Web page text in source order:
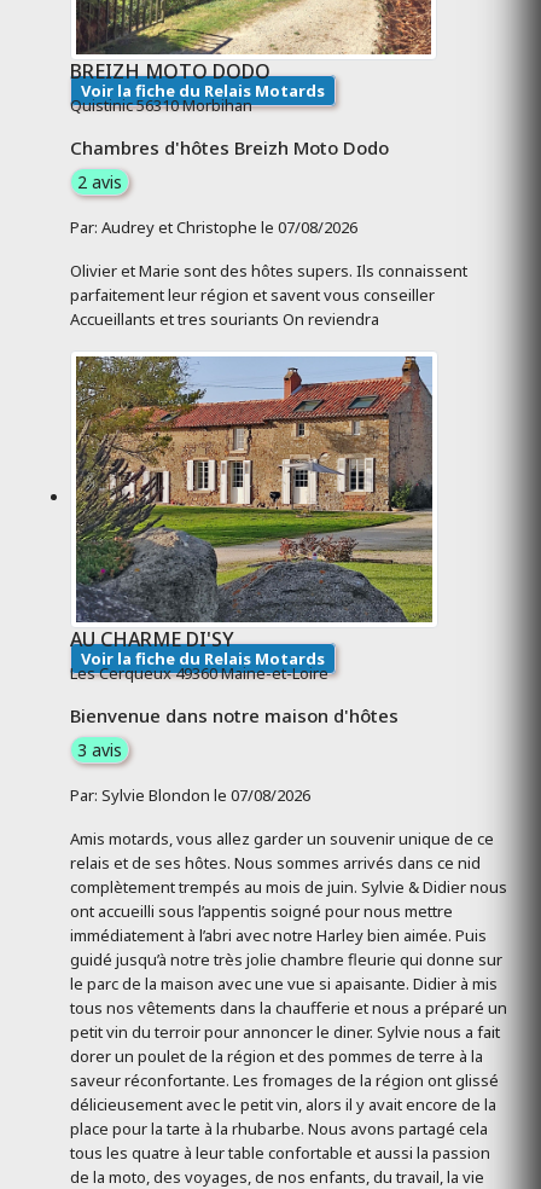
Voir la fiche du Relais Motards
BREIZH MOTO DODO
Quistinic 56310 Morbihan
Chambres d'hôtes Breizh Moto Dodo
2 avis
Par: Audrey et Christophe le 07/08/2026
Olivier et Marie sont des hôtes supers. Ils connaissent
parfaitement leur région et savent vous conseiller
Accueillants et tres souriants On reviendra
Voir la fiche du Relais Motards
AU CHARME DI'SY
Les Cerqueux 49360 Maine-et-Loire
Bienvenue dans notre maison d'hôtes
3 avis
Par: Sylvie Blondon le 07/08/2026
Amis motards, vous allez garder un souvenir unique de ce
relais et de ses hôtes. Nous sommes arrivés dans ce nid
complètement trempés au mois de juin. Sylvie & Didier nous
ont accueilli sous l’appentis soigné pour nous mettre
immédiatement à l’abri avec notre Harley bien aimée. Puis
guidé jusqu’à notre très jolie chambre fleurie qui donne sur
le parc de la maison avec une vue si apaisante. Didier à mis
tous nos vêtements dans la chaufferie et nous a préparé un
petit vin du terroir pour annoncer le diner. Sylvie nous a fait
dorer un poulet de la région et des pommes de terre à la
saveur réconfortante. Les fromages de la région ont glissé
délicieusement avec le petit vin, alors il y avait encore de la
place pour la tarte à la rhubarbe. Nous avons partagé cela
tous les quatre à leur table confortable et aussi la passion
de la moto, des voyages, de nos enfants, du travail, la vie